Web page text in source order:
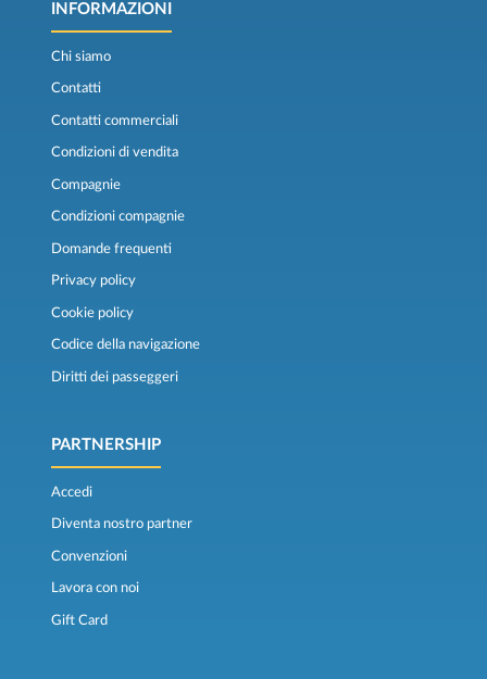
INFORMAZIONI
Chi siamo
Contatti
Contatti commerciali
Condizioni di vendita
Compagnie
Condizioni compagnie
Domande frequenti
Privacy policy
Cookie policy
Codice della navigazione
Diritti dei passeggeri
PARTNERSHIP
Accedi
Diventa nostro partner
Convenzioni
Lavora con noi
Gift Card